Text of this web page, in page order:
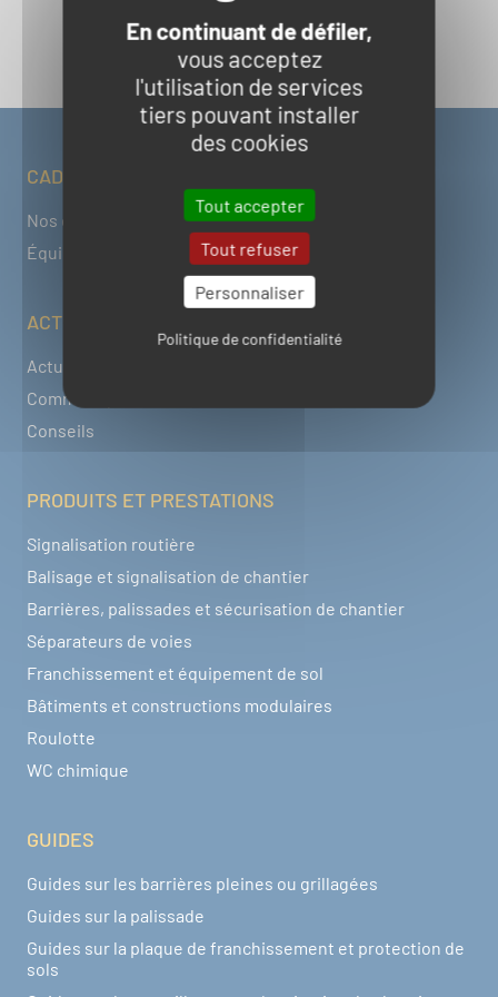
PARLEZ-NOUS DE VOTRE PROJET
Navigation pied de page
CADDENZ
Nos engagements responsables
Équipe de direction
ACTU & PUBLICATIONS
Actualités
Communiqué
Conseils
PRODUITS ET PRESTATIONS
Signalisation routière
Balisage et signalisation de chantier
Barrières, palissades et sécurisation de chantier
Séparateurs de voies
Franchissement et équipement de sol
Bâtiments et constructions modulaires
Roulotte
WC chimique
GUIDES
Guides sur les barrières pleines ou grillagées
Guides sur la palissade
Guides sur la plaque de franchissement et protection de
sols
En continuant de défiler,
vous acceptez
l'utilisation de services
tiers pouvant installer
des cookies
Tout accepter
Tout refuser
Personnaliser
Politique de confidentialité